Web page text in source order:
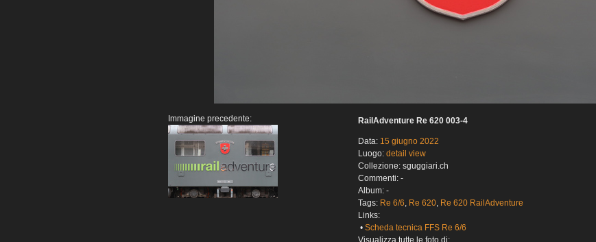
Immagine precedente: RailAdventure Re 620 003-4
Data: 15 giugno 2022
Luogo: detail view
Collezione: sguggiari.ch
Commenti: -
Album: -
Tags: Re 6/6, Re 620, Re 620 RailAdventure
Links:
• Scheda tecnica FFS Re 6/6